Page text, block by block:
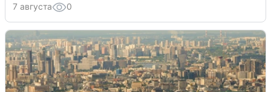
7 августа 0